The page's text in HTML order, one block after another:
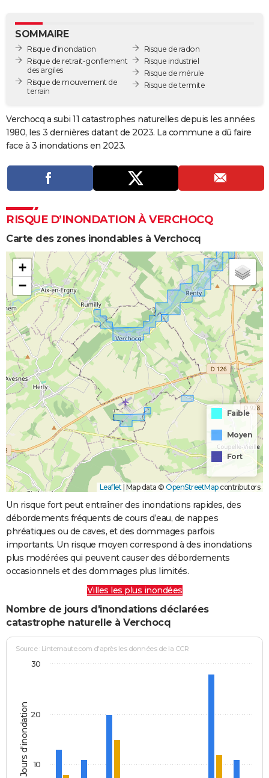
GUIDES D'ACHAT
BONS PLANS
CARTE DE VOEUX
Dictionnaire
Biographies
Citations
Expressions
Proverbes
PROGRAMME TV
Se connecter
Entreprises
Service militaire
Avis de recherche
AVIS DE DÉCÈS
FORUM
SOMMAIRE
Risque d’inondation
Risque de retrait-gonflement
des argiles
Risque de mouvement de
terrain
Risque de radon
Risque industriel
Risque de mérule
Risque de termite
Verchocq a subi 11 catastrophes naturelles depuis les années
1980, les 3 dernières datant de 2023. La commune a dû faire
face à 3 inondations en 2023.
RISQUE D’INONDATION À VERCHOCQ
Carte des zones inondables à Verchocq
+
−
Faible
Moyen
Fort
Leaflet | Map data © OpenStreetMapcontributors
Un risque fort peut entraîner des inondations rapides, des
débordements fréquents de cours d’eau, de nappes
phréatiques ou de caves, et des dommages parfois
importants. Un risque moyen correspond à des inondations
plus modérées qui peuvent causer des débordements
occasionnels et des dommages plus limités.
Villes les plus inondées
Nombre de jours d'inondations déclarées
catastrophe naturelle à Verchocq
Jours d'inondation
Source : Linternaute.com d'après les données de la CCR
10
20
30